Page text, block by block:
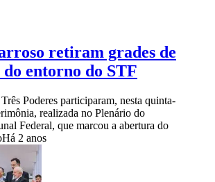
retiram grades de
entorno do STF
Poderes participaram, nesta quinta-
realizada no Plenário do
Federal, que marcou a abertura do
Há 2 anos